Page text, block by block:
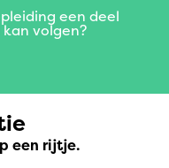
een deel
volgen?
een rijtje.